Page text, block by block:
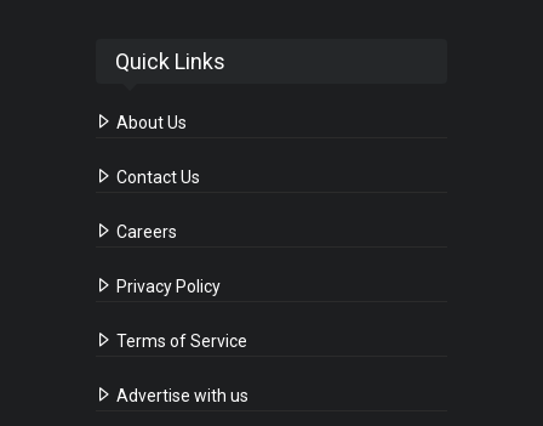
Quick Links
About Us
Contact Us
Careers
Privacy Policy
Terms of Service
Advertise with us